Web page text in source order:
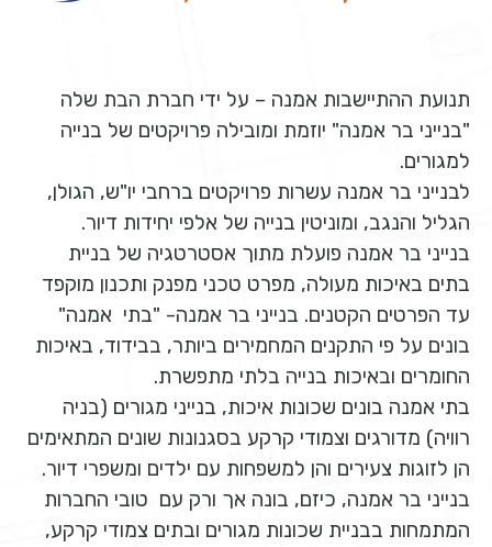
תנועת ההתיישבות אמנה – על ידי חברת הבת שלה
"בנייני בר אמנה" יוזמת ומובילה פרויקטים של בנייה
למגורים.
לבנייני בר אמנה עשרות פרויקטים ברחבי יו"ש, הגולן,
הגליל והנגב, ומוניטין בנייה של אלפי יחידות דיור.
בנייני בר אמנה פועלת מתוך אסטרטגיה של בניית
בתים באיכות מעולה, מפרט טכני מפנק ותכנון מוקפד
עד הפרטים הקטנים. בנייני בר אמנה- "בתי אמנה"
בונים על פי התקנים המחמירים ביותר, בבידוד, באיכות
החומרים ובאיכות בנייה בלתי מתפשרת.
בתי אמנה בונים שכונות איכות, בנייני מגורים (בניה
רוויה) מדורגים וצמודי קרקע בסגנונות שונים המתאימים
הן לזוגות צעירים והן למשפחות עם ילדים ומשפרי דיור.
בנייני בר אמנה, כיזם, בונה אך ורק עם טובי החברות
המתמחות בבניית שכונות מגורים ובתים צמודי קרקע,